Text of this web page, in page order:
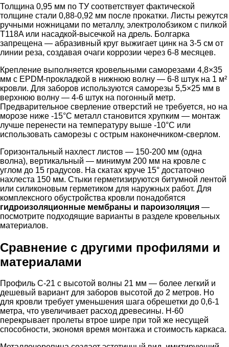
Толщина 0,95 мм по ТУ соответствует фактической
толщине стали 0,88-0,92 мм после прокатки. Листы режутся
ручными ножницами по металлу, электролобзиком с пилкой
T118A или насадкой-высечкой на дрель. Болгарка
запрещена — абразивный круг выжигает цинк на 3-5 см от
линии реза, создавая очаги коррозии через 6-8 месяцев.
Крепление выполняется кровельными саморезами 4,8×35
мм с EPDM-прокладкой в нижнюю волну — 6-8 штук на 1 м²
кровли. Для заборов используются саморезы 5,5×25 мм в
верхнюю волну — 4-6 штук на погонный метр.
Предварительное сверление отверстий не требуется, но на
морозе ниже -15°C металл становится хрупким — монтаж
лучше перенести на температуру выше -10°C или
использовать саморезы с острым наконечником-сверлом.
Горизонтальный нахлест листов — 150-200 мм (одна
волна), вертикальный — минимум 200 мм на кровле с
углом до 15 градусов. На скатах круче 15° достаточно
нахлеста 150 мм. Стыки герметизируются битумной лентой
или силиконовым герметиком для наружных работ. Для
комплексного обустройства кровли понадобятся
гидроизоляционные мембраны и пароизоляция —
посмотрите подходящие варианты в разделе кровельных
материалов.
Сравнение с другими профилями и
материалами
Профиль С-21 с высотой волны 21 мм — более легкий и
дешевый вариант для заборов высотой до 2 метров. Но
для кровли требует уменьшения шага обрешетки до 0,6-1
метра, что увеличивает расход древесины. Н-60
перекрывает пролеты втрое шире при той же несущей
способности, экономя время монтажа и стоимость каркаса.